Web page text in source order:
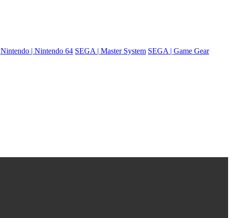
Nintendo | Nintendo 64 SEGA | Master System SEGA | Game Gear